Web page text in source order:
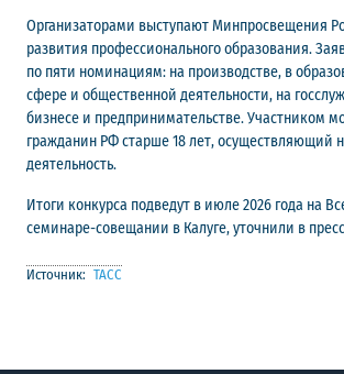
Организаторами выступают Минпросвещения
развития профессионального образования.
по пяти номинациям: на производстве, в
сфере и общественной деятельности, на
бизнесе и предпринимательстве. Участником
гражданин РФ старше 18 лет, осуществляющий
деятельность.
Итоги конкурса подведут в июле 2026 года на
семинаре-совещании в Калуге, уточнили в
Источник: ТАСС